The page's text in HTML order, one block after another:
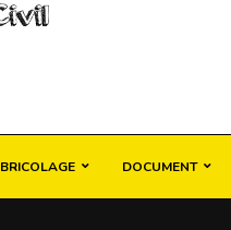
BRICOLAGE DOCUMENT